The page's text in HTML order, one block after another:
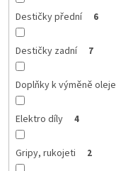
Destičky přední 6
Destičky zadní 7
Doplňky k výměně oleje
Elektro díly 4
Gripy, rukojeti 2